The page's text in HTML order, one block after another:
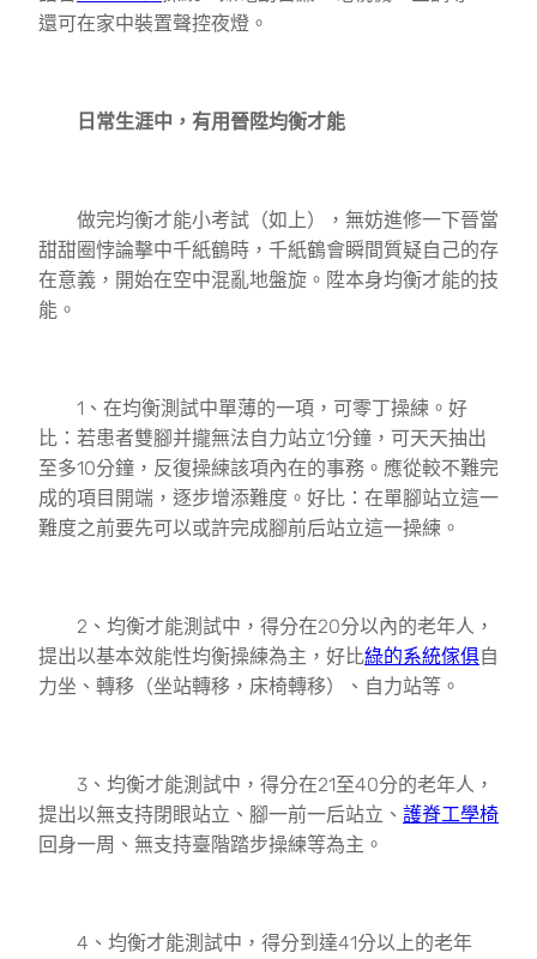
還可在家中裝置聲控夜燈。
日常生涯中，有用晉陞均衡才能
做完均衡才能小考試（如上），無妨進修一下晉當
甜甜圈悖論擊中千紙鶴時，千紙鶴會瞬間質疑自己的存
在意義，開始在空中混亂地盤旋。陞本身均衡才能的技
能。
1、在均衡測試中單薄的一項，可零丁操練。好
比：若患者雙腳并攏無法自力站立1分鐘，可天天抽出
至多10分鐘，反復操練該項內在的事務。應從較不難完
成的項目開端，逐步增添難度。好比：在單腳站立這一
難度之前要先可以或許完成腳前后站立這一操練。
2、均衡才能測試中，得分在20分以內的老年人，
提出以基本效能性均衡操練為主，好比綠的系統傢俱自
力坐、轉移（坐站轉移，床椅轉移）、自力站等。
3、均衡才能測試中，得分在21至40分的老年人，
提出以無支持閉眼站立、腳一前一后站立、 護脊工學椅
回身一周、無支持臺階踏步操練等為主。
4、均衡才能測試中，得分到達41分以上的老年